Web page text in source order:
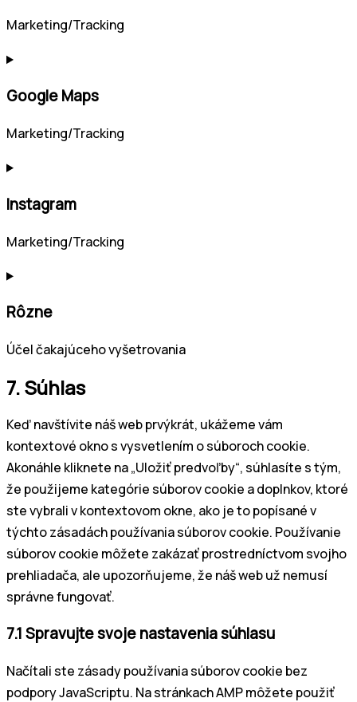
Marketing/Tracking
Google Maps
Marketing/Tracking
Instagram
Marketing/Tracking
Rôzne
Účel čakajúceho vyšetrovania
7. Súhlas
Keď navštívite náš web prvýkrát, ukážeme vám
kontextové okno s vysvetlením o súboroch cookie.
Akonáhle kliknete na „Uložiť predvoľby“, súhlasíte s tým,
že použijeme kategórie súborov cookie a doplnkov, ktoré
ste vybrali v kontextovom okne, ako je to popísané v
týchto zásadách používania súborov cookie. Používanie
súborov cookie môžete zakázať prostredníctvom svojho
prehliadača, ale upozorňujeme, že náš web už nemusí
správne fungovať.
7.1 Spravujte svoje nastavenia súhlasu
Načítali ste zásady používania súborov cookie bez
podpory JavaScriptu. Na stránkach AMP môžete použiť